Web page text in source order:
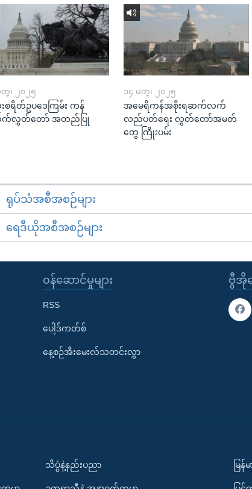
တ္၊ ၂၀၂၅
စရိတ်ဥပဒေကြမ်း ကန်
လွှတ်တော် အတည်ပြု
၁၄ မတ္၊ ၂၀၂၅
အမေရိကန်အစိုးရဆက်လက်
လည်ပတ်ရေး လွှတ်တော်အမတ်
တွေ ကြိုးပမ်း
ရုပ်သံအစီအစဉ်များ
ရေဒီယိုအစီအစဉ်များ
ဗွီအို
၀န်ဆောင်မှုများ
RSS
ပေါ့ဒ်ကတ်စ်
နေ့စဉ်အီးမေးလ်သတင်းလွှာ
သိပ္ပံနဲ့နည်းပညာ မြန်